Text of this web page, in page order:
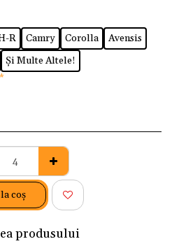
R Camry Corolla
Avensis
Și Multe Altele!
*
coş
produsului